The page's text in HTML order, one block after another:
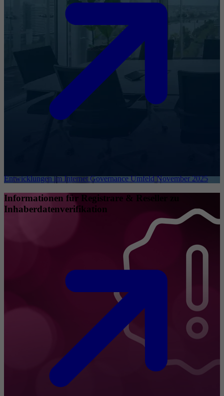
Entwicklungen im Internet Governance Umfeld November 2025
Informationen für Registrare & Reseller zu
Inhaberdatenverifikation